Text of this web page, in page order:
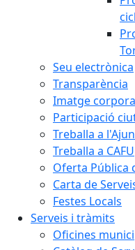
Seu electrònica
Transparència
Imatge
Participació
Treballa a
Treballa a CAFU
Oferta Pública
Carta de
Festes Locals
Serveis i tràmits
Oficines